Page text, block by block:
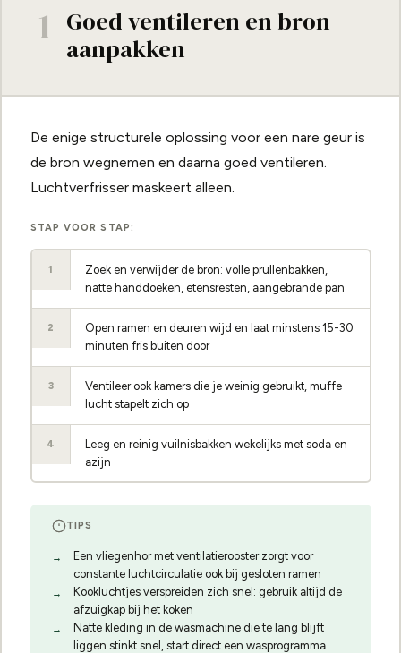
1 Goed ventileren en bron
aanpakken
De enige structurele oplossing voor een nare geur is
de bron wegnemen en daarna goed ventileren.
Luchtverfrisser maskeert alleen.
STAP VOOR STAP:
1
Zoek en verwijder de bron: volle prullenbakken,
natte handdoeken, etensresten, aangebrande pan
2
Open ramen en deuren wijd en laat minstens 15-30
minuten fris buiten door
3
Ventileer ook kamers die je weinig gebruikt, muffe
lucht stapelt zich op
4
Leeg en reinig vuilnisbakken wekelijks met soda en
azijn
TIPS
Een vliegenhor met ventilatierooster zorgt voor
constante luchtcirculatie ook bij gesloten ramen
Kookluchtjes verspreiden zich snel: gebruik altijd de
afzuigkap bij het koken
Natte kleding in de wasmachine die te lang blijft
liggen stinkt snel, start direct een wasprogramma